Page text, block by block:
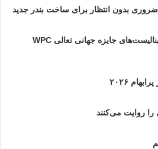
پتروشیمی نوری در جمع فینالیست‌های جایزه جهانی تعالی WPC
۲۰۲۶
را روایت می‌کنند